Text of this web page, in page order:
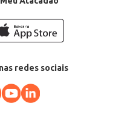
redes sociais